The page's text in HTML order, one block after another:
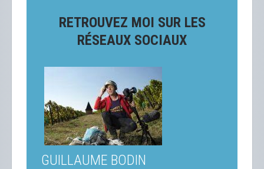
RETROUVEZ MOI SUR LES
RÉSEAUX SOCIAUX
GUILLAUME BODIN